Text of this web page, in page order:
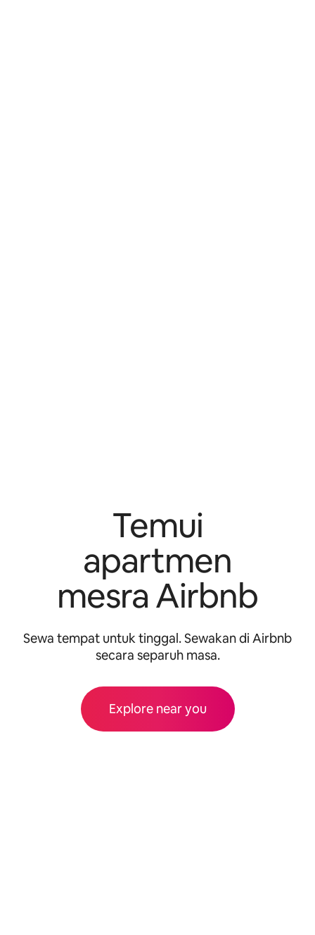
Temui
apartmen
mesra Airbnb
Sewa tempat untuk tinggal. Sewakan di Airbnb
secara separuh masa.
Explore near you